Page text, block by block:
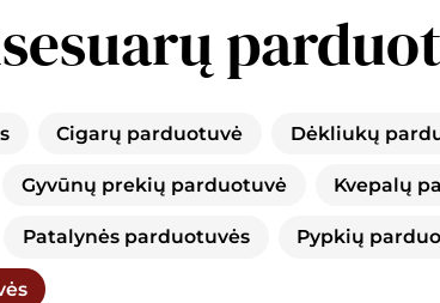
Cigarų parduotuvė Dėkliukų
Gyvūnų prekių parduotuvė Kvepalų
Patalynės parduotuvės Pypkių